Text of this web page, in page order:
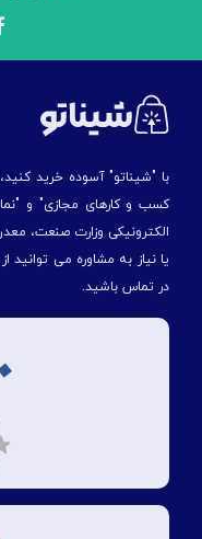
با "شیناتو" آسوده خرید
کسب و کارهای مجازی" و
الكترونیكی وزارت صنعت،
یا نیاز به مشاوره می
در تماس باشید.